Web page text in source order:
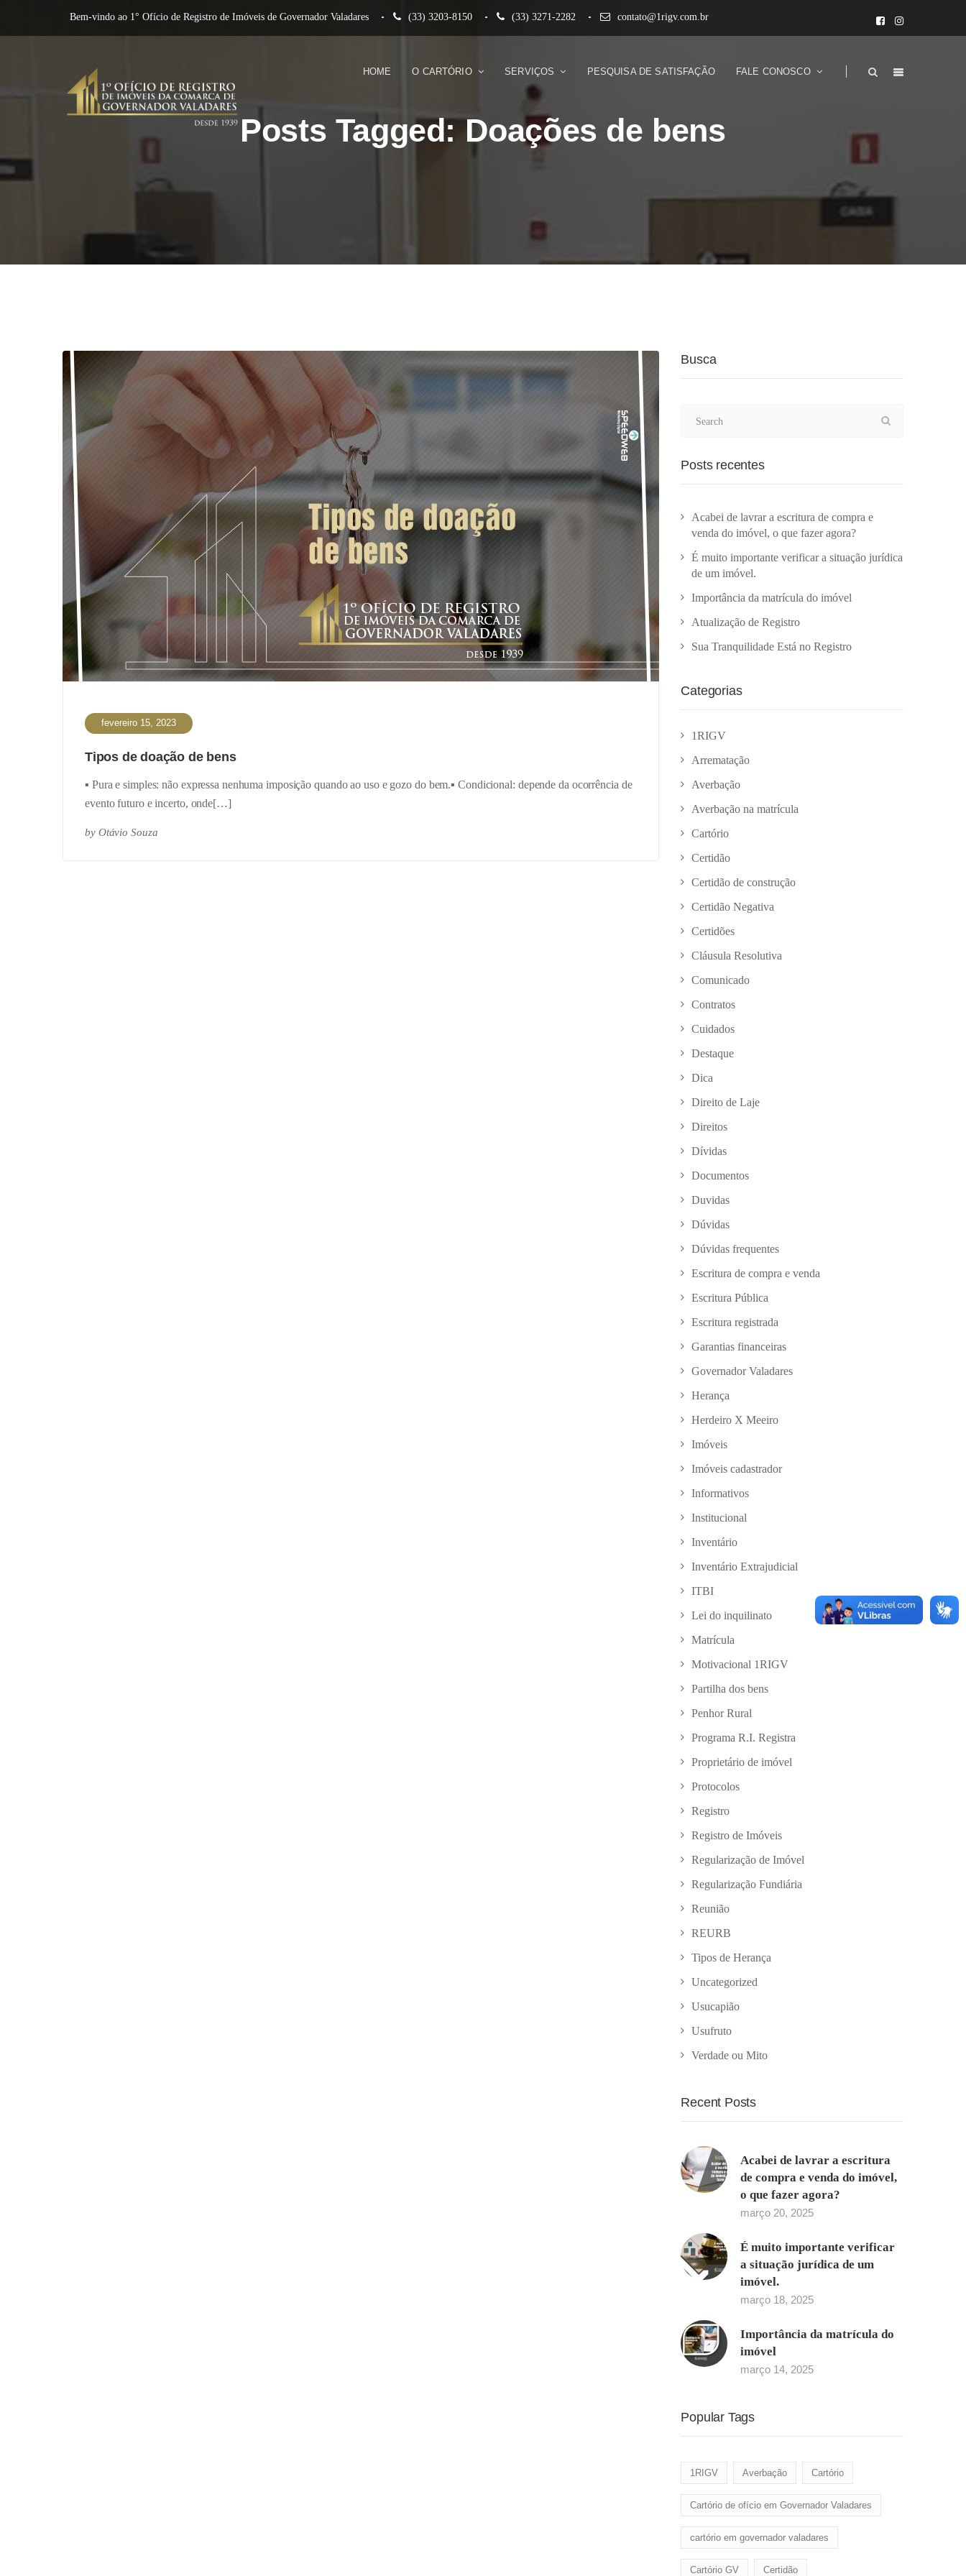
Bem-vindo ao 1° Ofício de Registro de Imóveis de Governador Valadares (33) 3203-8150 (33) 3271-2282 contato@1rigv.com.br
HOME O CARTÓRIO SERVIÇOS PESQUISA DE SATISFAÇÃO FALE CONOSCO
Posts Tagged: Doações de bens
fevereiro 15, 2023
Tipos de doação de bens
▪️ Pura e simples: não expressa nenhuma imposição quando ao uso e gozo do bem.▪️ Condicional: depende da ocorrência de
evento futuro e incerto, onde[…]
by Otávio Souza
Busca
Posts recentes
Acabei de lavrar a escritura de compra e
venda do imóvel, o que fazer agora?
É muito importante verificar a situação jurídica
de um imóvel.
Importância da matrícula do imóvel
Atualização de Registro
Sua Tranquilidade Está no Registro
Categorias
1RIGV
Arrematação
Averbação
Averbação na matrícula
Cartório
Certidão
Certidão de construção
Certidão Negativa
Certidões
Cláusula Resolutiva
Comunicado
Contratos
Cuidados
Destaque
Dica
Direito de Laje
Direitos
Dívidas
Documentos
Duvidas
Dúvidas
Dúvidas frequentes
Escritura de compra e venda
Escritura Pública
Escritura registrada
Garantias financeiras
Governador Valadares
Herança
Herdeiro X Meeiro
Imóveis
Imóveis cadastrador
Informativos
Institucional
Inventário
Inventário Extrajudicial
ITBI
Lei do inquilinato
Matrícula
Motivacional 1RIGV
Partilha dos bens
Penhor Rural
Programa R.I. Registra
Proprietário de imóvel
Protocolos
Registro
Registro de Imóveis
Regularização de Imóvel
Regularização Fundiária
Reunião
REURB
Tipos de Herança
Uncategorized
Usucapião
Usufruto
Verdade ou Mito
Recent Posts
Acabei de lavrar a escritura
de compra e venda do imóvel,
o que fazer agora?
março 20, 2025
É muito importante verificar
a situação jurídica de um
imóvel.
março 18, 2025
Importância da matrícula do
imóvel
março 14, 2025
Popular Tags
1RIGV Averbação Cartório
Cartório de ofício em Governador Valadares
cartório em governador valadares
Cartório GV Certidão